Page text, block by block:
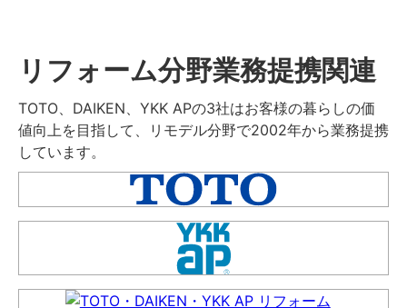
リフォーム分野業務提携関連
TOTO、DAIKEN、YKK APの3社はお客様の暮らしの価
値向上を目指して、リモデル分野で2002年から業務提携
しています。